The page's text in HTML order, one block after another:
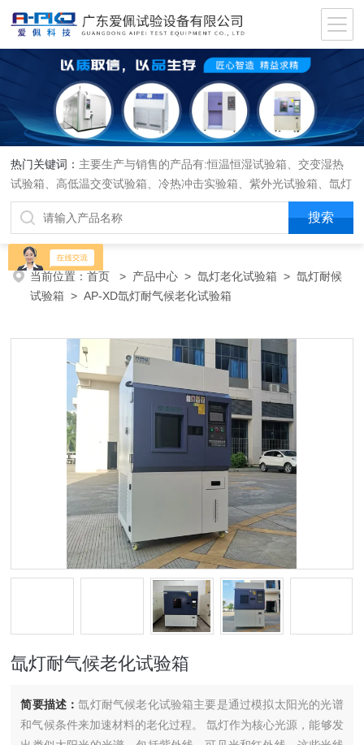
热门关键词： 主要生产与销售的产品有:恒温恒湿试验箱、交变湿热
试验箱、高低温交变试验箱、冷热冲击实验箱、紫外光试验箱、氙灯
老化箱、恒温恒湿实验室、沙尘试验箱、淋雨试验箱、盐水喷雾试验
箱、各种振动试验台、拉力试验机、蒸汽老化试验机、跌落试验机、
插拔力试验机、按健寿命试验机、纸带耐磨擦试验机、工业烘烤箱
当前位置：首页 > 产品中心 >氙灯老化试验箱 >氙灯耐候
试验箱 > AP-XD氙灯耐气候老化试验箱
氙灯耐气候老化试验箱
简要描述：氙灯耐气候老化试验箱主要是通过模拟太阳光的光谱
和气候条件来加速材料的老化过程。‌ 氙灯作为核心光源，能够发